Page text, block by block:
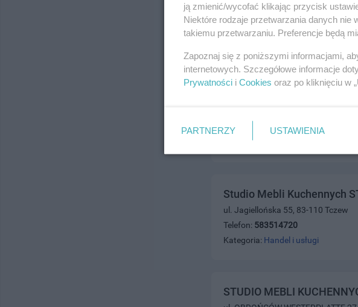
Telefon:
504855323
Kategoria:
Studio Mebli Kuchennych
ul. Jagiellońska 55, 83-110 Tczew
Telefon: 583514720
Kategoria: Handel i usługi
STUDIO MEBLI
ją zmienić/wycofać klikając przycisk
Niektóre rodzaje przetwarzania danych
takiemu przetwarzaniu. Preferencje będą
Zapoznaj się z poniższymi informacjami,
internetowych. Szczegółowe informacje
Prywatności i Cookies oraz po kliknięciu w
PARTNERZY USTAWIENIA